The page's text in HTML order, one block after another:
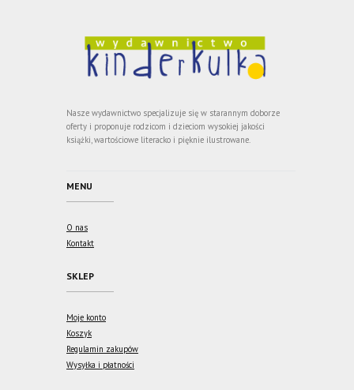
Nasze wydawnictwo specjalizuje się w starannym doborze
oferty i proponuje rodzicom i dzieciom wysokiej jakości
książki, wartościowe literacko i pięknie ilustrowane.
MENU
O nas
Kontakt
SKLEP
Moje konto
Koszyk
Regulamin zakupów
Wysyłka i płatności